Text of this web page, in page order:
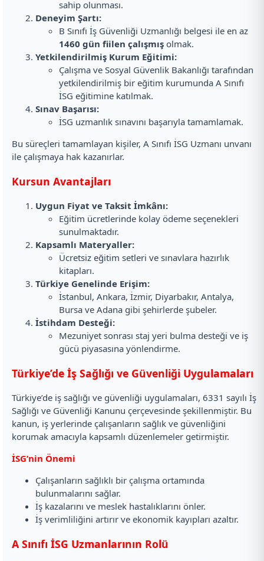
sahip olunması.
Deneyim Şartı:
B Sınıfı İş Güvenliği Uzmanlığı belgesi ile en az
1460 gün fiilen çalışmış olmak.
Yetkilendirilmiş Kurum Eğitimi:
Çalışma ve Sosyal Güvenlik Bakanlığı tarafından
yetkilendirilmiş bir eğitim kurumunda A Sınıfı
İSG eğitimine katılmak.
Sınav Başarısı:
İSG uzmanlık sınavını başarıyla tamamlamak.
Bu süreçleri tamamlayan kişiler, A Sınıfı İSG Uzmanı unvanı
ile çalışmaya hak kazanırlar.
Kursun Avantajları
Uygun Fiyat ve Taksit İmkânı:
Eğitim ücretlerinde kolay ödeme seçenekleri
sunulmaktadır.
Kapsamlı Materyaller:
Ücretsiz eğitim setleri ve sınavlara hazırlık
kitapları.
Türkiye Genelinde Erişim:
İstanbul, Ankara, İzmir, Diyarbakır, Antalya,
Bursa ve Adana gibi şehirlerde şubeler.
İstihdam Desteği:
Mezuniyet sonrası staj yeri bulma desteği ve iş
gücü piyasasına yönlendirme.
Türkiye’de İş Sağlığı ve Güvenliği Uygulamaları
Türkiye’de iş sağlığı ve güvenliği uygulamaları, 6331 sayılı İş
Sağlığı ve Güvenliği Kanunu çerçevesinde şekillenmiştir. Bu
kanun, iş yerlerinde çalışanların sağlık ve güvenliğini
korumak amacıyla kapsamlı düzenlemeler getirmiştir.
İSG’nin Önemi
Çalışanların sağlıklı bir çalışma ortamında
bulunmalarını sağlar.
İş kazalarını ve meslek hastalıklarını önler.
İş verimliliğini artırır ve ekonomik kayıpları azaltır.
A Sınıfı İSG Uzmanlarının Rolü